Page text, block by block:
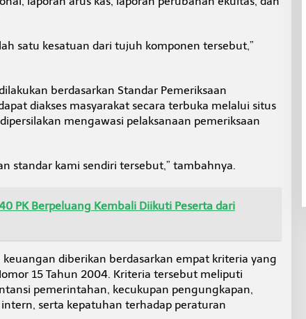
satu kesatuan dari tujuh komponen tersebut,”
berdasarkan Standar Pemeriksaan
diakses masyarakat secara terbuka melalui situs
mengawasi pelaksanaan pemeriksaan
standar kami sendiri tersebut,” tambahnya.
PK Berpeluang Kembali Diikuti Peserta dari
diberikan berdasarkan empat kriteria yang
15 Tahun 2004. Kriteria tersebut meliputi
pemerintahan, kecukupan pengungkapan,
serta kepatuhan terhadap peraturan